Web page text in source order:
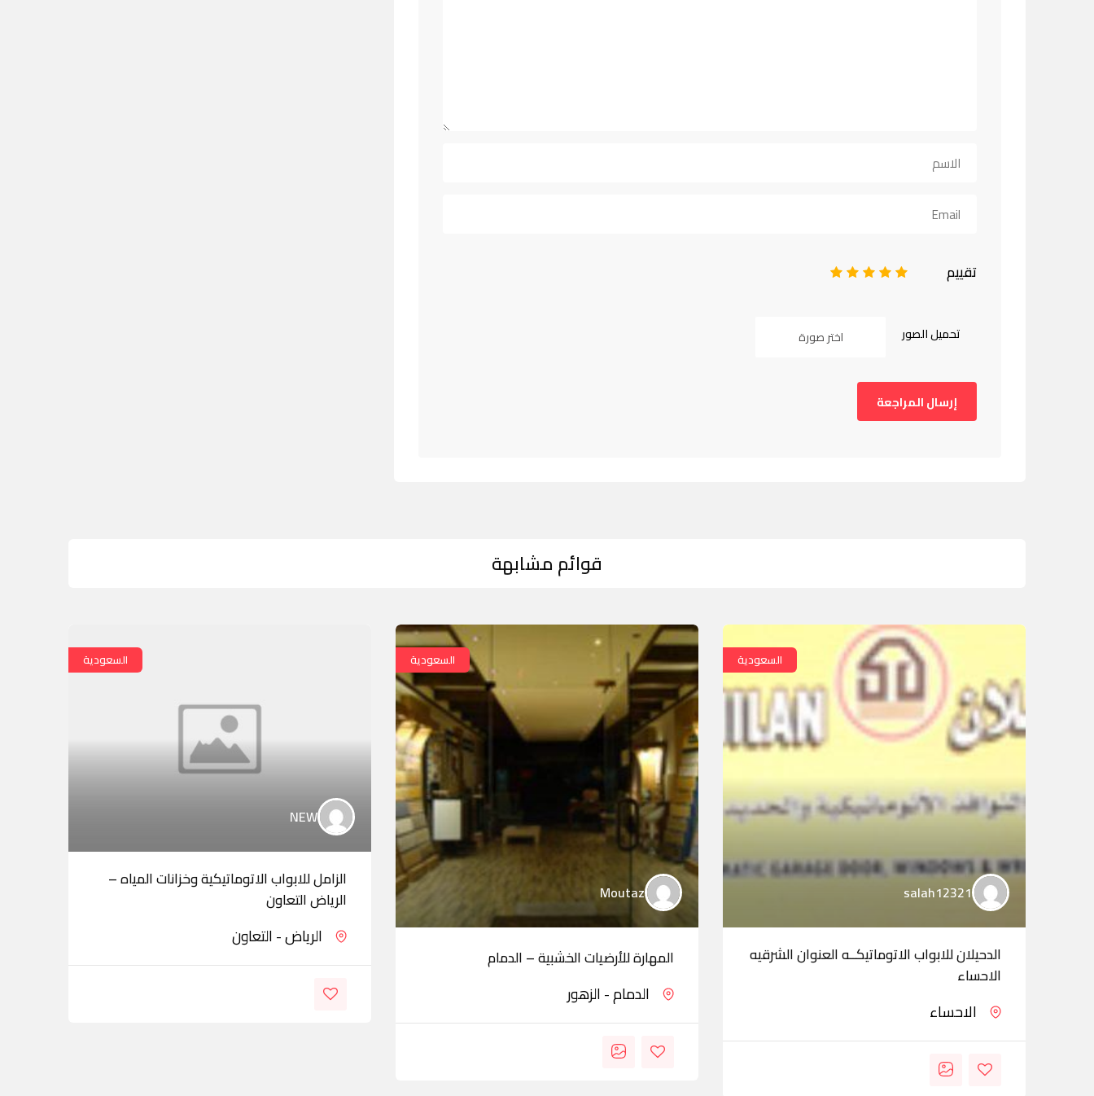
تقييم 5
4
3
2
تحميل الصور اختر صورة
قوائم مشابهة
السعودية
salah12321
الدحيلان للابواب الاتوماتيكــه العنوان الشرقيه
الاحساء
الاحساء
السعودية
Moutaz
المهارة للأرضيات الخشبية – الدمام
الدمام - الزهور
السعودية
NEW
الزامل للابواب الاتوماتيكية وخزانات المياه –
الرياض التعاون
الرياض - التعاون